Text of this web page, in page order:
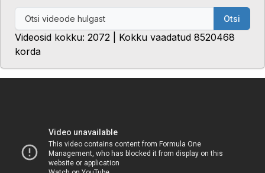
Otsi
Videosid kokku: 2072 | Kokku vaadatud 8520468
korda